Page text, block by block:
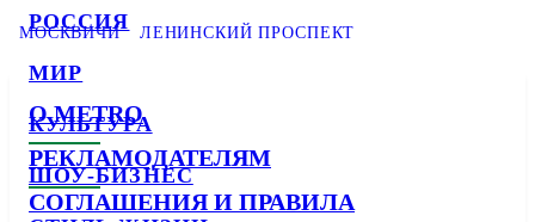
РОССИЯ
МИР
КУЛЬТУРА
ШОУ-БИЗНЕС
МОСКВИЧИ ЛЕНИНСКИЙ ПРОСПЕКТ
О METRO
РЕКЛАМОДАТЕЛЯМ
СОГЛАШЕНИЯ И ПРАВИЛА